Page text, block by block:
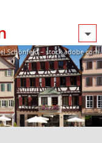
Schönfeld – stock.adobe.com